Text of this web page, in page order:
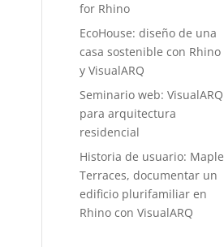
for Rhino
EcoHouse: diseño de una
casa sostenible con Rhino
y VisualARQ
Seminario web: VisualARQ
para arquitectura
residencial
Historia de usuario: Maple
Terraces, documentar un
edificio plurifamiliar en
Rhino con VisualARQ